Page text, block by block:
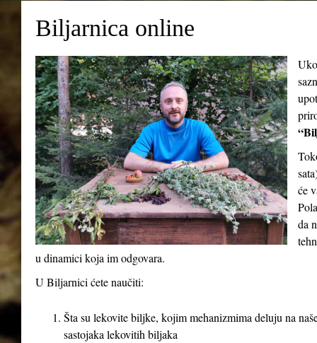
Biljarnica online
će
da
u dinamici koja im odgovara.
U Biljarnici ćete naučiti:
Šta su lekovite biljke, kojim mehanizmima deluju na
sastojaka lekovitih biljaka